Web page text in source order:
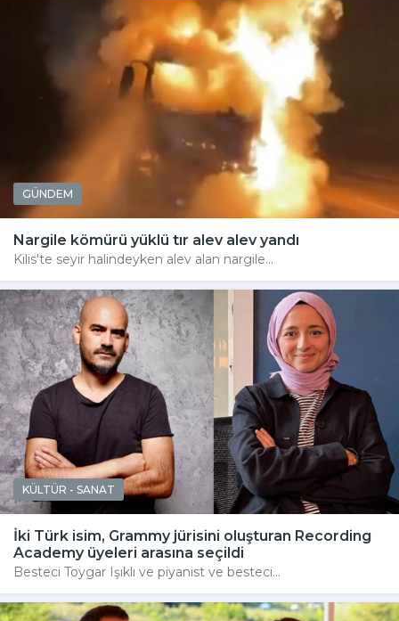
GÜNDEM
Nargile kömürü yüklü tır alev alev yandı
Kilis'te seyir halindeyken alev alan nargile...
KÜLTÜR - SANAT
İki Türk isim, Grammy jürisini oluşturan Recording
Academy üyeleri arasına seçildi
Besteci Toygar Işıklı ve piyanist ve besteci...